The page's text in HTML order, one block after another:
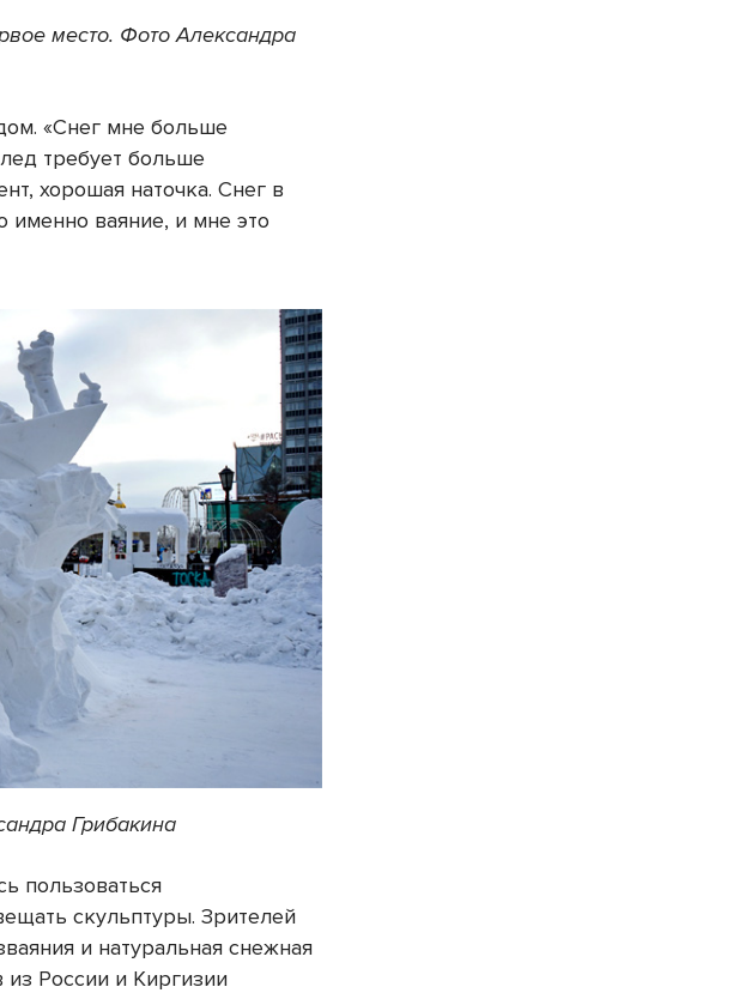
место. Фото Александра
«Снег мне больше
требует больше
хорошая наточка. Снег в
именно ваяние, и мне это
Грибакина
пользоваться
скульптуры. Зрителей
и натуральная снежная
России и Киргизии